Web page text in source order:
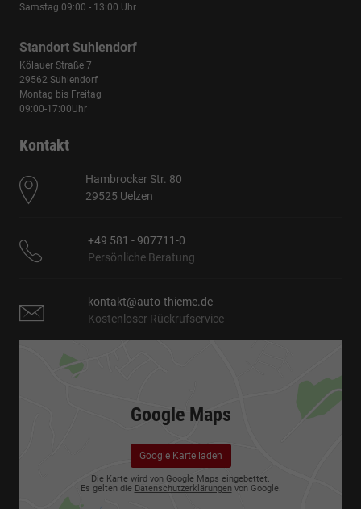
Samstag 09:00 - 13:00 Uhr
Standort Suhlendorf
Kölauer Straße 7
29562 Suhlendorf
Montag bis Freitag
09:00-17:00Uhr
Kontakt
Hambrocker Str. 80
29525 Uelzen
+49 581 - 907711-0
Persönliche Beratung
kontakt@auto-thieme.de
Kostenloser Rückrufservice
Google Maps
Google Karte laden
Die Karte wird von Google Maps eingebettet.
Es gelten die Datenschutzerklärungen von Google.